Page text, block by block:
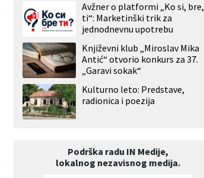
Avžner o platformi „Ko si, bre,
ti“: Marketinški trik za
jednodnevnu upotrebu
Književni klub „Miroslav Mika
Antić“ otvorio konkurs za 37.
„Garavi sokak“
Kulturno leto: Predstave,
radionica i poezija
Podrška radu IN Medije,
lokalnog nezavisnog medija.